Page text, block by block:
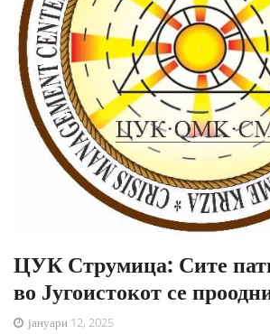
ЦУК Струмица: Сите
во Југоистокот се
јануари 12, 2025